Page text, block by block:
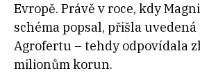
Evropě. Právě v roce, kdy
schéma popsal, přišla
Agrofertu – tehdy odpovídala
milionům korun.